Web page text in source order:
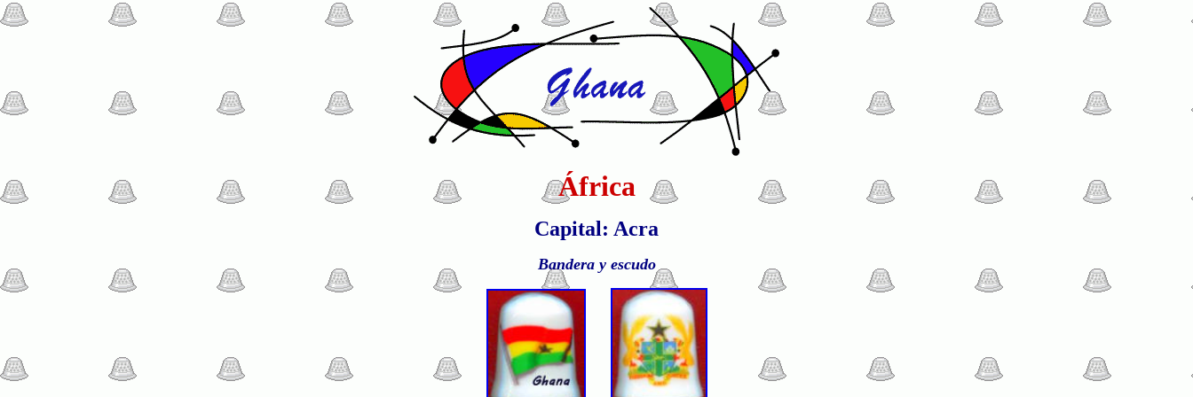
África
Capital: Acra
Bandera y escudo